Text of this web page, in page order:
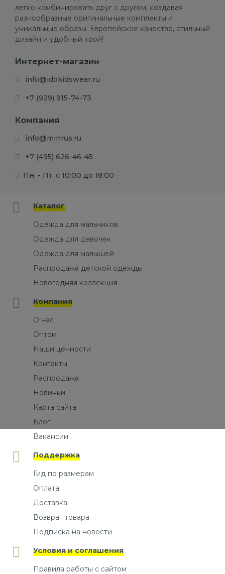
легко комбинировать друг с другом, создавая
разнообразные оригинальные комплекты и
уникальные образы. Европейское качество, стильный
дизайн и удобный крой!
Интернет-магазин
info@idokidswear.ru
+7 (929) 915-74-73
Компания
info@minrus.ru
+7 (495) 626-46-45
Пн. - Пт. с 10:00 до 18:00
Каталог
Одежда для мальчиков
Одежда для девочек
Одежда для малышей
Распродажа детской одежды
Новогодняя коллекция
Компания
О нас
Оптом
Наши ценности
Контакты
Распродажа
Новинки
Карта сайта
Блог
Вакансии
Поддержка
Гид по размерам
Оплата
Доставка
Возврат товара
Подписка на новости
Условия и соглашения
Правила работы с сайтом